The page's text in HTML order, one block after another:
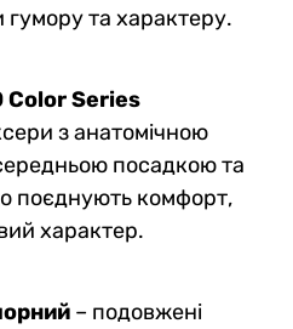
гумору та характеру.
Series
з анатомічною
посадкою та
поєднують комфорт,
характер.
– подовжені